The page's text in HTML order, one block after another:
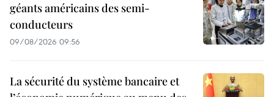
géants américains des semi-
conducteurs
09/08/2026 09:56
La sécurité du système bancaire et